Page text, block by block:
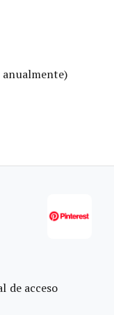
de acceso